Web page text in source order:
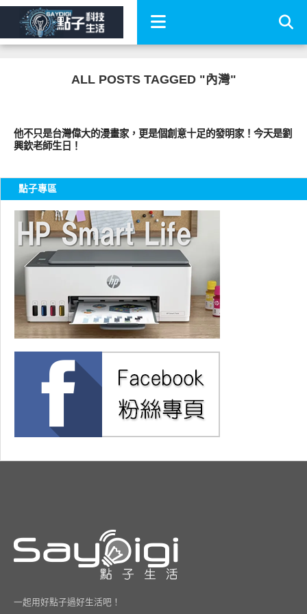
ALL POSTS TAGGED "內灣"
他不只是台灣偉大的漫畫家，更是個創意十足的發明家！今天是劉
興欽老師生日！
點子專區
一起用好點子過好生活吧！